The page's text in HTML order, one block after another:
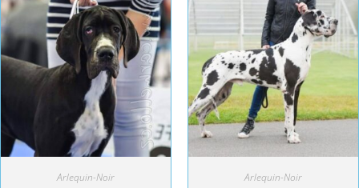
Arlequin-Noir Arlequin-Noir